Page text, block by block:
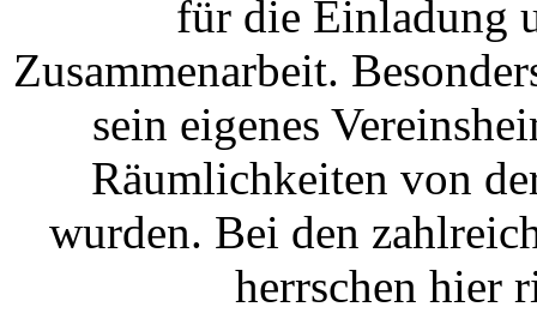
für die Einladung
Zusammenarbeit.
sein eigenes
Räumlichkeiten von
wurden. Bei den
herrschen hier